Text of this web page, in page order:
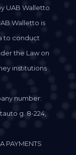
UAB Walletto
Walletto is
to conduct
the Law on
institutions
number:
g. 8-224,
PAYMENTS